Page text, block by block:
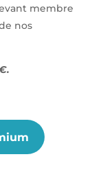
membre
nos